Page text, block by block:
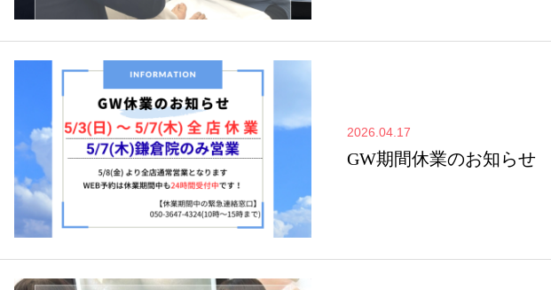
2026.04.17
GW期間休業のお知らせ